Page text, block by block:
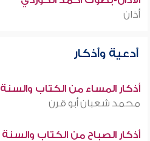
أذان
أدعية وأذكار
أذكار المساء من الكتاب والسنة
محمد شعبان أبو قرن
أذكار الصباح من الكتاب والسنة